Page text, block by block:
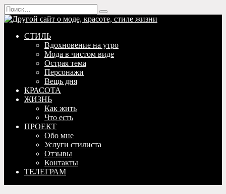
Перейти
к
содержанию
Search
for:
СТИЛЬ
Вдохновение на утро
Мода в чистом виде
Острая тема
Персонажи
Вещь дня
КРАСОТА
ЖИЗНЬ
Как жить
Что есть
ПРОЕКТ
Обо мне
Услуги стилиста
Отзывы
Контакты
ТЕЛЕГРАМ